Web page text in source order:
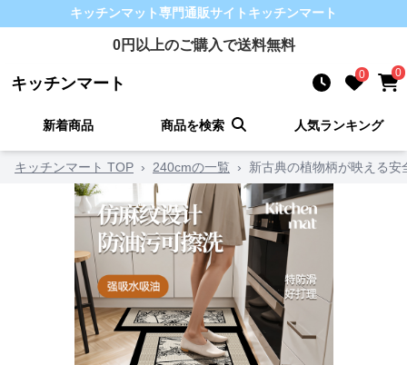
キッチンマット専門通販サイト キッチンマート
0円以上のご購入で送料無料
キッチンマート 0 0
新着商品 商品を検索 人気ランキング
キッチンマート TOP › 240cmの一覧 › 新古典の植物柄が映える